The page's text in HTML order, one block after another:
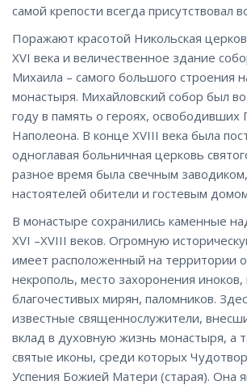
самой крепости всегда присутствовал
Поражают красотой Никольская
XVI века и величественное здание
Михаила – самого большого строения
монастыря. Михайловский собор был
году в память о героях, освободивших
Наполеона. В конце XVIII века была
одноглавая больничная церковь
разное время была свечным
настоятелей обители и гостевым
В монастыре сохранились каменные
XVI –XVIII веков. Огромную
имеет расположенный на территории
некрополь, место захоронения иноков,
благочестивых мирян, паломников.
известные священнослужители,
вклад в духовную жизнь монастыря, а
святые иконы, среди которых
Успения Божией Матери (старая). Она